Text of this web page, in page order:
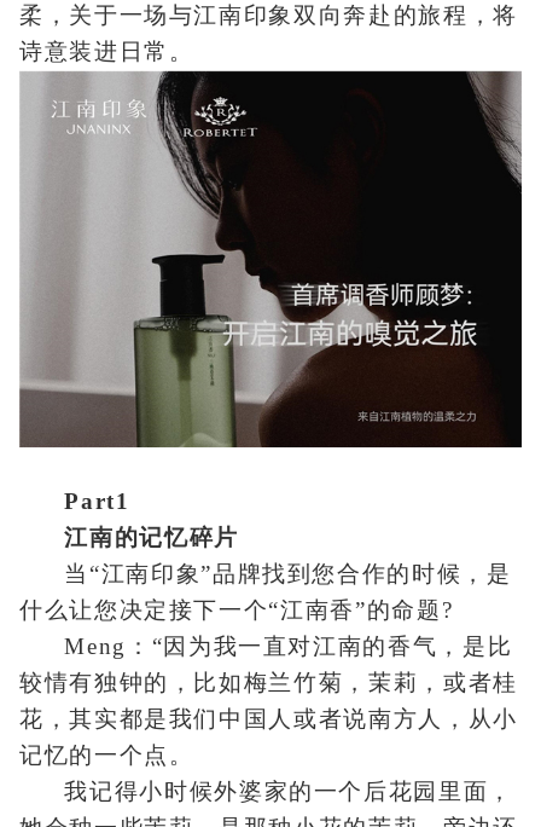
柔，关于一场与江南印象双向奔赴的旅程，将
诗意装进日常。
Part1
江南的记忆碎片
当“江南印象”品牌找到您合作的时候，是
什么让您决定接下一个“江南香”的命题?
Meng：“因为我一直对江南的香气，是比
较情有独钟的，比如梅兰竹菊，茉莉，或者桂
花，其实都是我们中国人或者说南方人，从小
记忆的一个点。
我记得小时候外婆家的一个后花园里面，